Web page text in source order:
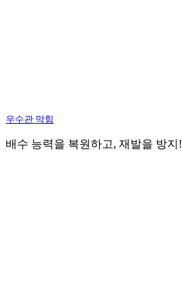
우수관 막힘
배수 능력을 복원하고, 재발을 방지!